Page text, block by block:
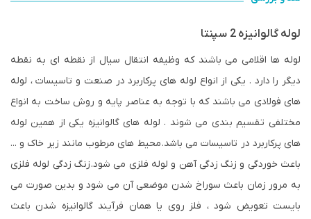
لوله گالوانیزه 2 سپنتا
لوله ها اقلامی می باشند که وظیفه انتقال سیال از نقطه ای به نقطه
دیگر را دارد . یکی از انواع لوله های پرکاربرد در صنعت و تاسیسات ، لوله
های فولادی می باشند که با توجه به عناصر پایه و روش ساخت به انواع
مختلفی تقسیم بندی می شوند . لوله های گالوانیزه یکی از همین لوله
های پرکاربرد در تاسیسات می باشد. محیط های مرطوب مانند زیر خاک و ...
باعث خوردگی و زنگ زدگی آهن و لوله فلزی می شود. زنگ زدگی لوله فلزی
به مرور زمان باعث سوراخ شدن موضعی آن می شود و بدین صورت می
بایست تعویض شود ، فلز روی یا همان فرآیند گالوانیزه شدن باعث